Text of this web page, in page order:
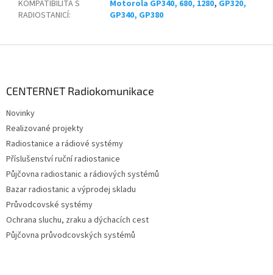
KOMPATIBILITA S
RADIOSTANICÍ:
Motorola GP340, 680, 1280, GP320,
GP340, GP380
CENTERNET Radiokomunikace
Novinky
Realizované projekty
Radiostanice a rádiové systémy
Příslušenství ruční radiostanice
Půjčovna radiostanic a rádiových systémů
Bazar radiostanic a výprodej skladu
Průvodcovské systémy
Ochrana sluchu, zraku a dýchacích cest
Půjčovna průvodcovských systémů